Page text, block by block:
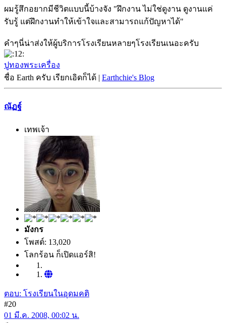
ผมรู้สึกอยากมีชีวิตแบบนี้บ้างจัง "ฝึกงาน ไม่ใช่ดูงาน ดูงานแค่
รับรู้ แต่ฝึกงานทำให้เข้าใจและสามารถแก้ปัญหาได้"
คำๆนี่น่าส่งให้ผู้บริการโรงเรียนหลายๆโรงเรียนเนอะครับ
ปูทองพระเครื่อง
ชื่อ Earth ครับ เรียกเอิดก็ได้ | Earthchie's Blog
ณัฏฐ์
เทพเจ้า
มังกร
โพสต์: 13,020
โลกร้อน ก็เปิดแอร์สิ!
ตอบ: โรงเรียนในอุดมคติ
#20
01 มี.ค. 2008, 00:02 น.